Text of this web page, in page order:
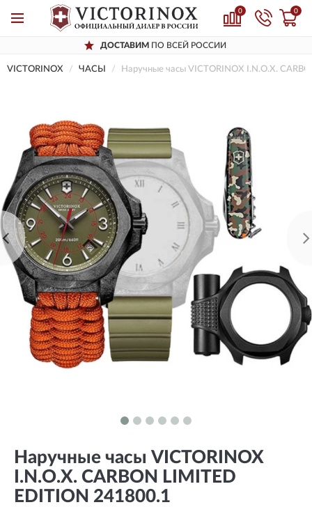
0 0
ДОСТАВИМ ПО ВСЕЙ РОССИИ
VICTORINOX ЧАСЫ Наручные часы VICTORINOX I.N.O.X.
Наручные часы VICTORINOX
I.N.O.X. CARBON LIMITED
EDITION 241800.1